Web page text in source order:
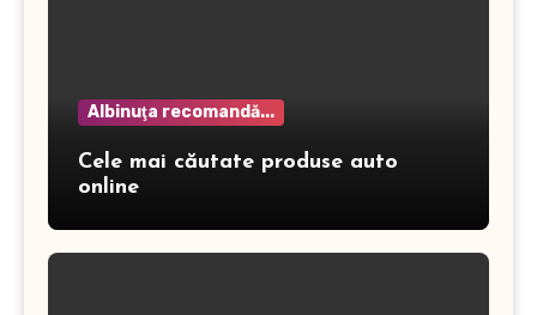
Albinuţa recomandă...
Cele mai căutate produse auto
online